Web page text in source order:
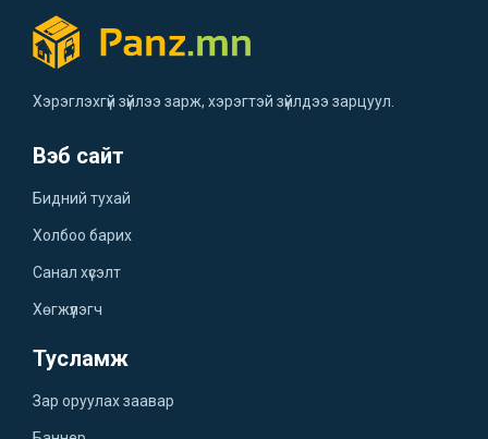
Хэрэглэхгүй зүйлээ зарж, хэрэгтэй зүйлдээ зарцуул.
Вэб сайт
Бидний тухай
Холбоо барих
Санал хүсэлт
Хөгжүүлэгч
Тусламж
Зар оруулах заавар